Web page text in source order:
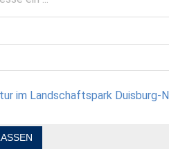
im Landschaftspark Duisburg-